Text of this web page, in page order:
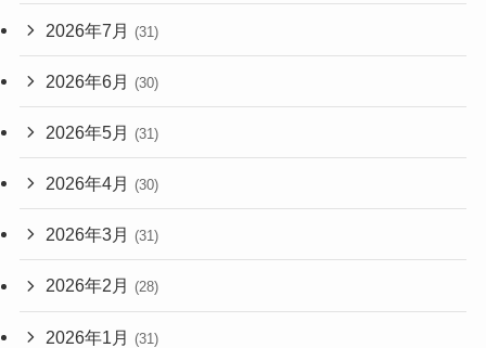
2026年7月 (31)
2026年6月 (30)
2026年5月 (31)
2026年4月 (30)
2026年3月 (31)
2026年2月 (28)
2026年1月 (31)